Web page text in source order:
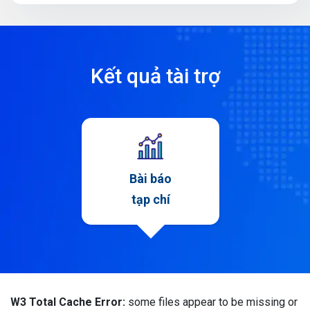
Kết quả tài trợ
Bài báo
tạp chí
W3 Total Cache Error: some files appear to be missing or